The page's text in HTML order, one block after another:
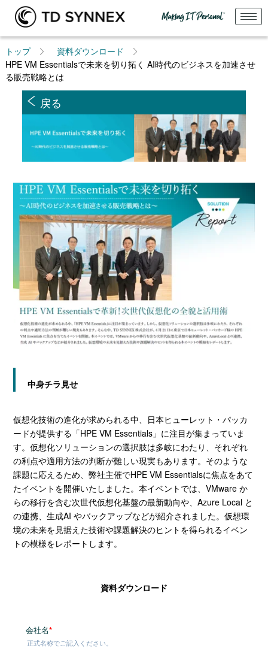
トップ
資料ダウンロード
HPE VM Essentialsで未来を切り拓く AI時代のビジネスを加速させ
る販売戦略とは
戻る
中身チラ見せ
仮想化技術の進化が求められる中、日本ヒューレット・パッカ
ードが提供する「HPE VM Essentials」に注目が集まっていま
す。仮想化ソリューションの選択肢は多岐にわたり、それぞれ
の利点や適用方法の判断が難しい現実もあります。そのような
課題に応えるため、弊社主催でHPE VM Essentialsに焦点をあて
たイベントを開催いたしました。本イベントでは、VMware か
らの移行を含む次世代仮想化基盤の最新動向や、Azure Local と
の連携、生成AI やバックアップなどが紹介されました。仮想環
境の未来を見据えた技術や課題解決のヒントを得られるイベン
トの模様をレポートします。
資料ダウンロード